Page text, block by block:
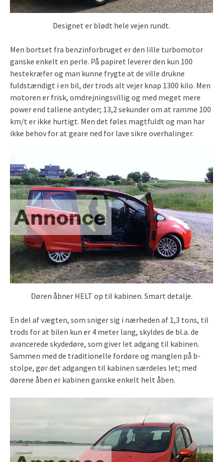
Designet er blødt hele vejen rundt.
Men bortset fra benzinforbruget er den lille turbomotor
ganske enkelt en perle. På papiret leverer den kun 100
hestekræfer og man kunne frygte at de ville drukne
fuldstændigt i en bil, der trods alt vejer knap 1300 kilo. Men
motoren er frisk, omdrejningsvillig og med meget mere
power end tallene antyder; 13,2 sekunder om at ramme 100
km/t er ikke hurtigt. Men det føles magtfuldt og man har
ikke behov for at geare ned for lave sikre overhalinger.
Døren åbner HELT op til kabinen. Smart detalje.
En del af vægten, som sniger sig i nærheden af 1,3 tons, til
trods for at bilen kun er 4 meter lang, skyldes de bl.a. de
avancerede skydedøre, som giver let adgang til kabinen.
Sammen med de traditionelle fordøre og manglen på b-
stolpe, gør det adgangen til kabinen særdeles let; med
dørene åben er kabinen ganske enkelt helt åben.